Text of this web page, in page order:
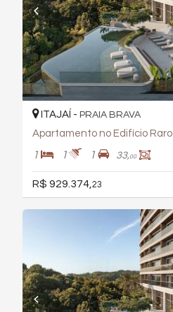
ITAJAÍ - PRAIA BRAVA
Apartamento no Edifício Raro
1 1 1 33,00
R$ 929.374, 23